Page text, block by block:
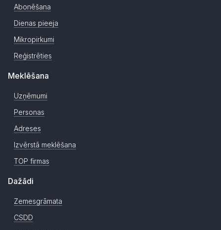
Abonēšana
Dienas pieeja
Mikropirkumi
Reģistrēties
Meklēšana
Uzņēmumi
Personas
Adreses
Izvērstā meklēšana
TOP firmas
Dažādi
Zemesgrāmata
CSDD